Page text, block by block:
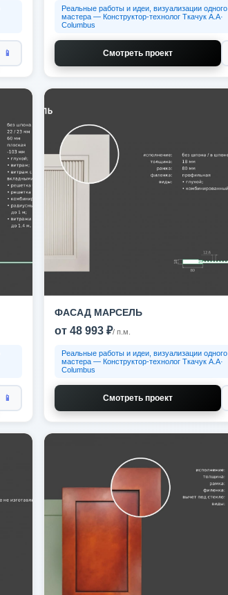
📱
Реальные работы и идеи, визуализации одного
мастера — Конструктор-технолог Ткачук А.А·
Columbus
Смотреть проект
📱
ФАСАД МАРСЕЛЬ
от 48 993 ₽/ п.м.
Реальные работы и идеи, визуализации одного
мастера — Конструктор-технолог Ткачук А.А·
Columbus
Смотреть проект